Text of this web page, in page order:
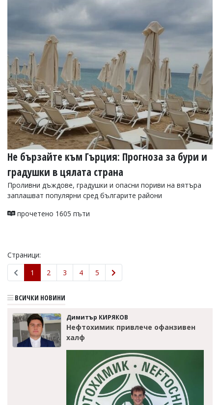
Не бързайте към Гърция: Прогноза за бури и
градушки в цялата страна
Проливни дъждове, градушки и опасни пориви на вятъра
заплашват популярни сред българите райони
прочетено 1605 пъти
Страници:
1
2 3 4 5
ВСИЧКИ НОВИНИ
Димитър КИРЯКОВ
Нефтохимик привлече офанзивен
халф